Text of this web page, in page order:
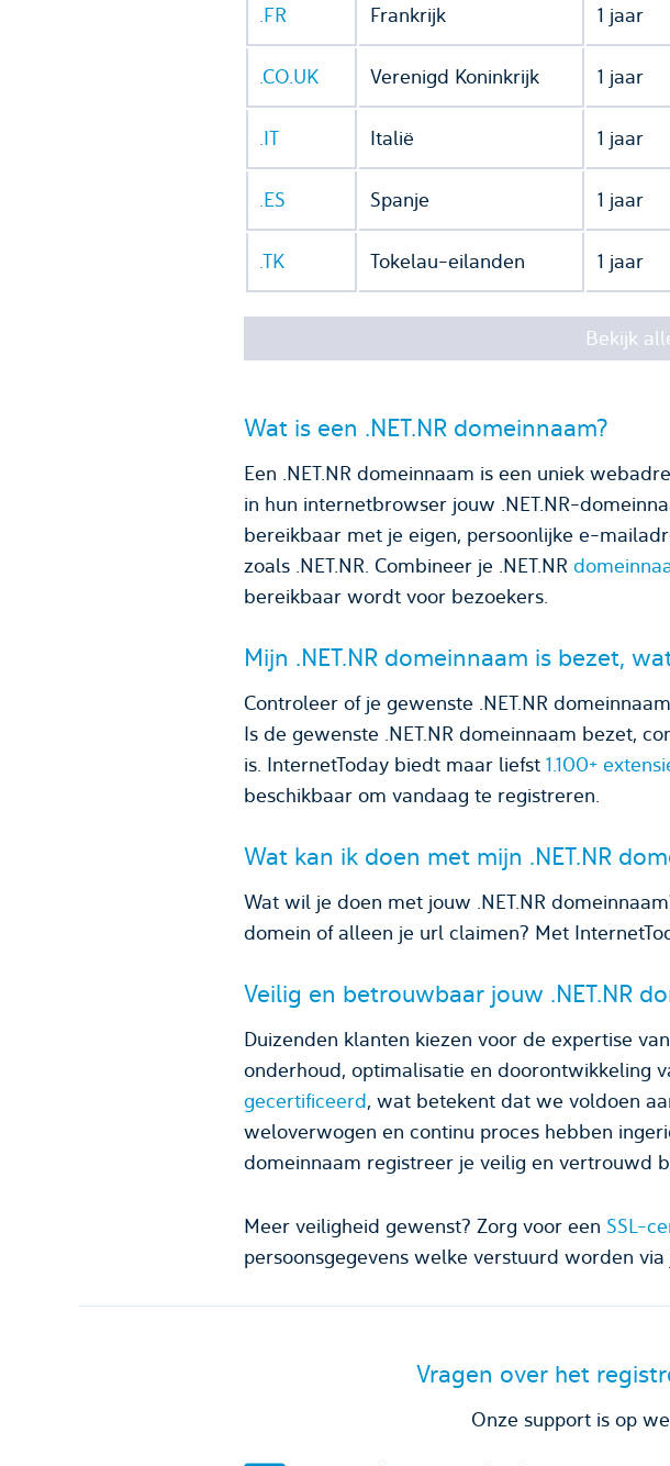
.FR Frankrijk 1 jaar
.CO.UK Verenigd Koninkrijk 1 jaar
.IT Italië 1 jaar
.ES Spanje 1 jaar
.TK Tokelau-eilanden 1 jaar
Bekijk
Wat is een .NET.NR domeinnaam?
Een .NET.NR domeinnaam is een uniek
in hun internetbrowser jouw .NET.NR-
bereikbaar met je eigen, persoonlijke e-mailadres. Een domeinnaam eindigt met een
zoals .NET.NR. Combineer je .NET.NR
bereikbaar wordt voor bezoekers.
Mijn .NET.NR domeinnaam is bezet,
Controleer of je gewenste .NET.NR
Is de gewenste .NET.NR domeinnaam bezet,
is. InternetToday biedt maar liefst 1.100+
beschikbaar om vandaag te registreren.
Wat kan ik doen met mijn .NET.NR
Wat wil je doen met jouw .NET.NR
domein of alleen je url claimen? Met
Veilig en betrouwbaar jouw .NET.NR
Duizenden klanten kiezen voor de expertise
onderhoud, optimalisatie en doorontwikkeling
gecertificeerd, wat betekent dat we voldoen
weloverwogen en continu proces hebben
domeinnaam registreer je veilig en vertrouwd
Meer veiligheid gewenst? Zorg voor een SSL-
persoonsgegevens welke verstuurd worden
Vragen over het
Onze support is op